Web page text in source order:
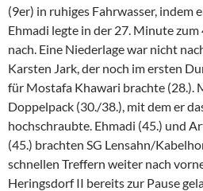
(9er) in ruhiges Fahrwasser, indem
Ehmadi legte in der 27. Minute
nach. Eine Niederlage war nicht
Karsten Jark, der noch im ersten
für Mostafa Khawari brachte (28.).
Doppelpack (30./38.), mit dem er
hochschraubte. Ehmadi (45.) und
(45.) brachten SG Lensahn/
schnellen Treffern weiter nach
Heringsdorf II bereits zur Pause